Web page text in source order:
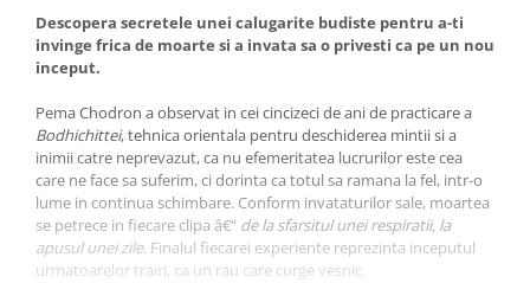
Descopera secretele unei calugarite budiste pentru a-ti
invinge frica de moarte si a invata sa o privesti ca pe un nou
inceput.
Pema Chodron a observat in cei cincizeci de ani de practicare a
Bodhichittei, tehnica orientala pentru deschiderea mintii si a
inimii catre neprevazut, ca nu efemeritatea lucrurilor este cea
care ne face sa suferim, ci dorinta ca totul sa ramana la fel, intr-o
lume in continua schimbare. Conform invataturilor sale, moartea
se petrece in fiecare clipa â€“ de la sfarsitul unei respiratii, la
apusul unei zile. Finalul fiecarei experiente reprezinta inceputul
urmatoarelor trairi, ca un rau care curge vesnic.